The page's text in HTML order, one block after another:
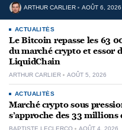
ARTHUR CARLIER AOÛT 6, 2026
ACTUALITÉS
Le Bitcoin repasse les 63
du marché crypto et essor
LiquidChain
ARTHUR CARLIER AOÛT 5, 2026
ACTUALITÉS
Marché crypto sous
s’approche des 33 millions
BAPTISTE LECLERCQ AOÛT 4, 2026